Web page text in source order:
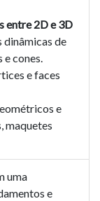
entre 2D e 3D
dinâmicas de
e cones.
e faces
e
maquetes
uma
e